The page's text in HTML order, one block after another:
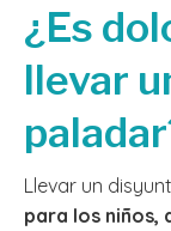
¿Es
llevar
Llevar un
para los niños,